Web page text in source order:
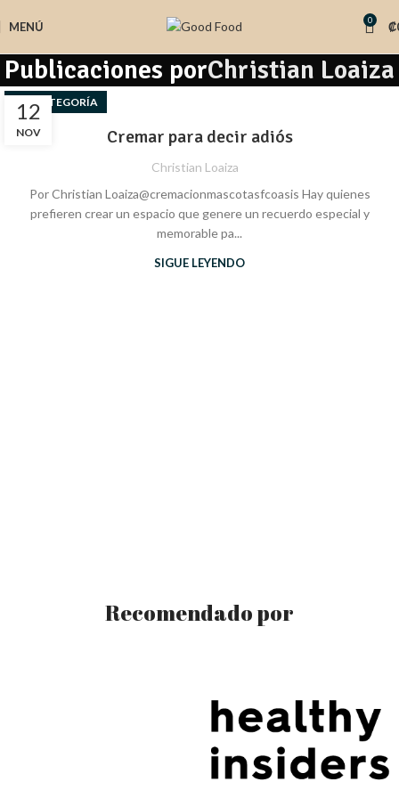
MENÚ 0 ₡
Publicaciones porChristian Loaiza
12
NOV
SIN CATEGORÍA
Cremar para decir adiós
Christian Loaiza
Por Christian Loaiza ​​@cremacionmascotasfcoasis Hay quienes
prefieren crear un espacio que genere un recuerdo especial y
memorable pa...
SIGUE LEYENDO
Recomendado por